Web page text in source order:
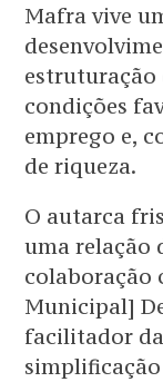
Mafra vive
estruturação
condições
emprego e,
de riqueza.
O autarca
uma relação
colaboração
Municipal]
facilitador